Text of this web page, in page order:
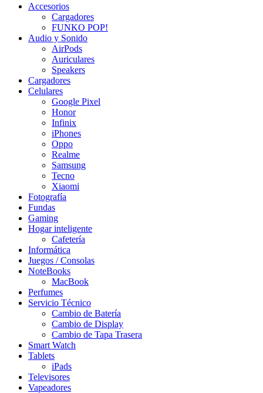
Accesorios
Cargadores
FUNKO POP!
Audio y Sonido
AirPods
Auriculares
Speakers
Cargadores
Celulares
Google Pixel
Honor
Infinix
iPhones
Oppo
Realme
Samsung
Tecno
Xiaomi
Fotografía
Fundas
Gaming
Hogar inteligente
Cafetería
Informática
Juegos / Consolas
NoteBooks
MacBook
Perfumes
Servicio Técnico
Cambio de Batería
Cambio de Display
Cambio de Tapa Trasera
Smart Watch
Tablets
iPads
Televisores
Vapeadores